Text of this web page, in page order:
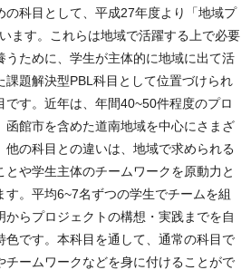
の科目として、平成27年度より「地域プ
ます。これらは地域で活躍する上で必要
うために、学生が主体的に地域に出て活
課題解決型PBL科目として位置づけられ
です。近年は、年間40~50件程度のプロ
函館市を含めた道南地域を中心にさまざ
他の科目との違いは、地域で求められる
や学生主体のチームワークを原動力と
す。平均6~7名ずつの学生でチームを組
らプロジェクトの構想・実践までを自
色です。本科目を通して、通常の科目で
チームワークなどを身に付けることがで